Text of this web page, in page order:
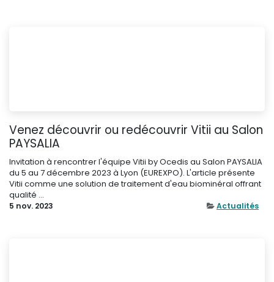
Venez découvrir ou redécouvrir Vitii au Salon
PAYSALIA
Invitation à rencontrer l'équipe Vitii by Ocedis au Salon PAYSALIA
du 5 au 7 décembre 2023 à Lyon (EUREXPO). L'article présente
Vitii comme une solution de traitement d'eau biominéral offrant
qualité ...
5 nov. 2023 Actualités